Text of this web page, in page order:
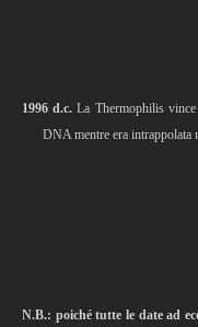
1996 d.c. La Thermophilis
DNA mentre era intrappolata
N.B.: poiché tutte le date ad